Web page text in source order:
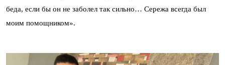
беда, если бы он не заболел так сильно… Сережа всегда был
моим помощником».